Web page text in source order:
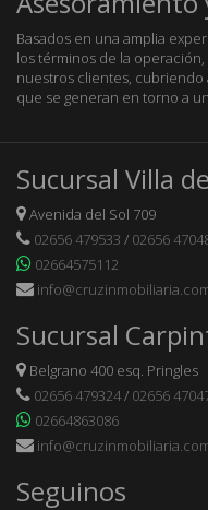
Basados en una amplia
los términos de la
nuestros clientes, cubriendo
que se generan en torno a
Sucursal Villa
Avenida del Sol 709
02656 479533 / 02656
02664575112
Sucursal
Belgrano 400 esq. Pringles
02656 479324/ 02656
02664863086
Seguinos